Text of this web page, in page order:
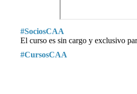
#SociosCAA
El curso es sin cargo y exclusivo
#CursosCAA